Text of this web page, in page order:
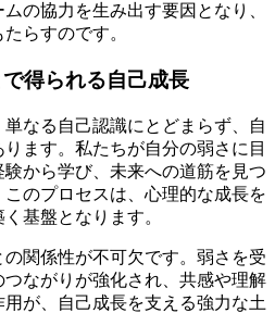
の協力を生み出す要因となり、
らすのです。
得られる自己成長
なる自己認識にとどまらず、自
ます。私たちが自分の弱さに目
から学び、未来への道筋を見つ
のプロセスは、心理的な成長を
基盤となります。
関係性が不可欠です。弱さを受
ながりが強化され、共感や理解
が、自己成長を支える強力な土